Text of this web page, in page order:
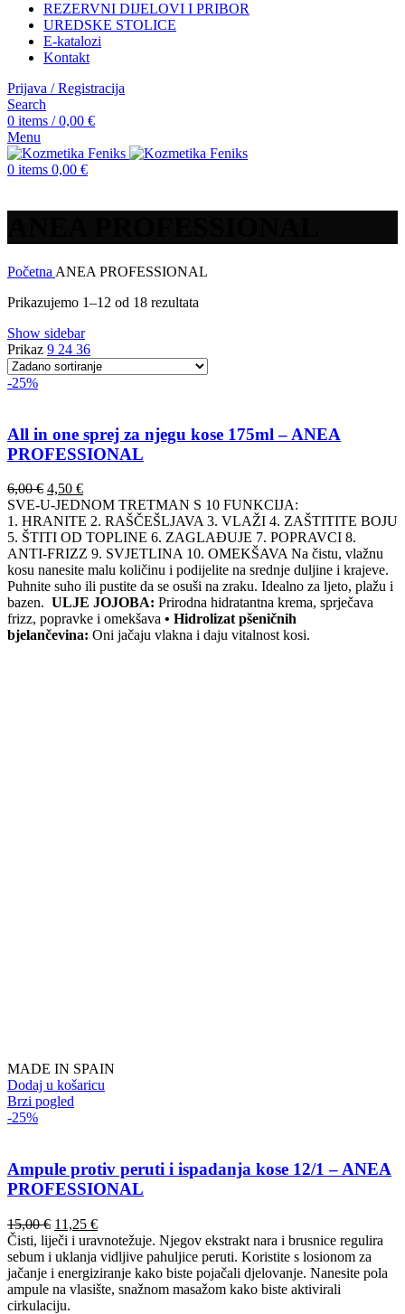
REZERVNI DIJELOVI I PRIBOR
UREDSKE STOLICE
E-katalozi
Kontakt
Prijava / Registracija
Search
0 items / 0,00 €
Menu
0 items 0,00 €
Početna ANEA PROFESSIONAL
Prikazujemo 1–12 od 18 rezultata
Show sidebar
Prikaz 9 24 36
-25%
All in one sprej za njegu kose 175ml – ANEA
PROFESSIONAL
6,00€ Izvorna
cijena
bila
je:
6,00 €.
4,50 €Trenutna
cijena
je:
4,50 €.
SVE-U-JEDNOM TRETMAN S 10 FUNKCIJA:
1. HRANITE 2. RAŠČEŠLJAVA 3. VLAŽI 4. ZAŠTITITE BOJU
5. ŠTITI OD TOPLINE 6. ZAGLAĐUJE 7. POPRAVCI 8.
ANTI-FRIZZ 9. SVJETLINA 10. OMEKŠAVA Na čistu, vlažnu
kosu nanesite malu količinu i podijelite na srednje duljine i krajeve.
Puhnite suho ili pustite da se osuši na zraku. Idealno za ljeto, plažu i
bazen. ULJE JOJOBA: Prirodna hidratantna krema, sprječava
frizz, popravke i omekšava • Hidrolizat pšeničnih
bjelančevina: Oni jačaju vlakna i daju vitalnost kosi.
MADE IN SPAIN
Dodaj u košaricu
Brzi pogled
-25%
Ampule protiv peruti i ispadanja kose 12/1 – ANEA
PROFESSIONAL
15,00€ Izvorna
cijena
bila
je:
15,00 €.
11,25 €Trenutna
cijena
je:
11,25 €.
Čisti, liječi i uravnotežuje. Njegov ekstrakt nara i brusnice regulira
sebum i uklanja vidljive pahuljice peruti. Koristite s losionom za
jačanje i energiziranje kako biste pojačali djelovanje. Nanesite pola
ampule na vlasište, snažnom masažom kako biste aktivirali
cirkulaciju.